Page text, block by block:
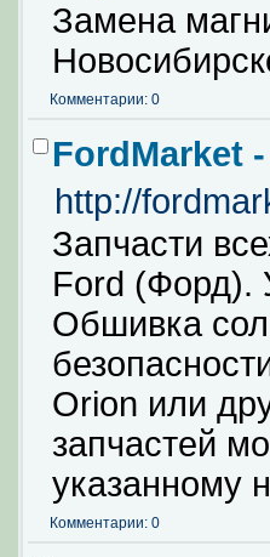
Замена
Комментарии: 0
FordMarket
http://
Запчасти
Ford (Форд).
Обшивка
Orion или
запчастей
указанному
Комментарии: 0